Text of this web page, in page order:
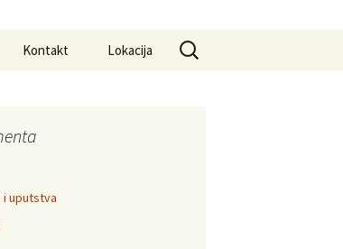
Kontakt Lokacija
Search
for:
i uputstva